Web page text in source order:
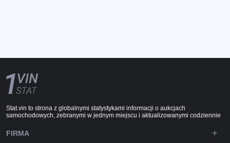
Stat.vin to strona z globalnymi statystykami informacji o aukcjach
samochodowych, zebranymi w jednym miejscu i aktualizowanymi codziennie
FIRMA